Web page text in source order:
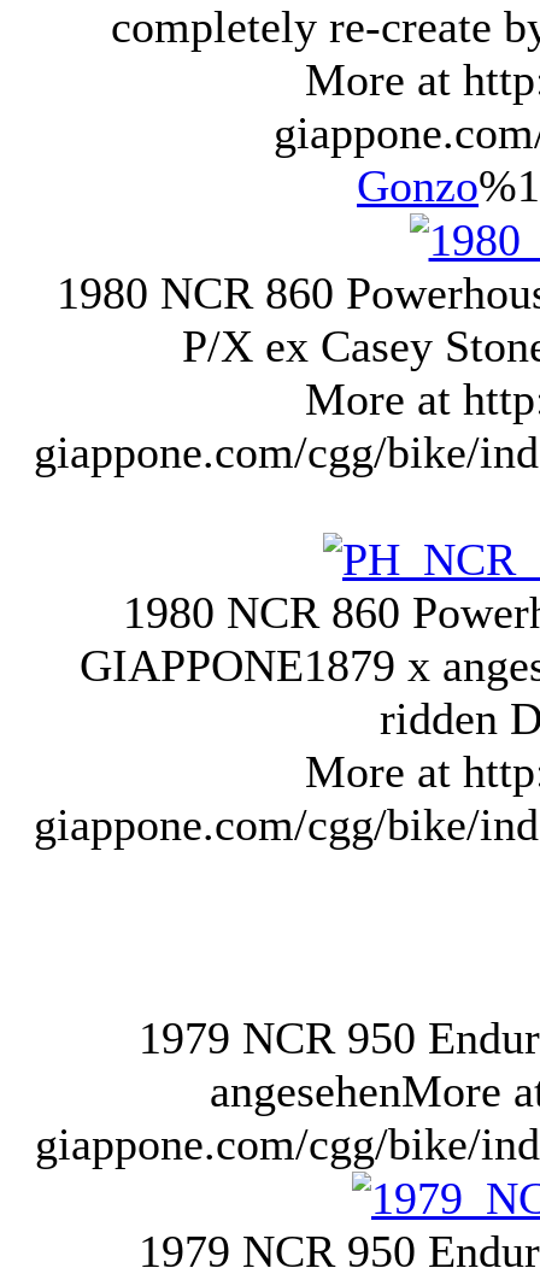
completely re-create
More at
Gonzo
1980 NCR 860
P/X ex Casey
More at
giappone.com/cgg/bike/
1980 NCR 860
GIAPPONE1879 x
ridden
More at
giappone.com/cgg/bike/
1979 NCR 950
angesehenMore
giappone.com/cgg/bike/
1979 NCR 950